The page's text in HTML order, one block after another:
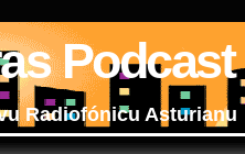
Podcast
Radiofónicu Asturianu